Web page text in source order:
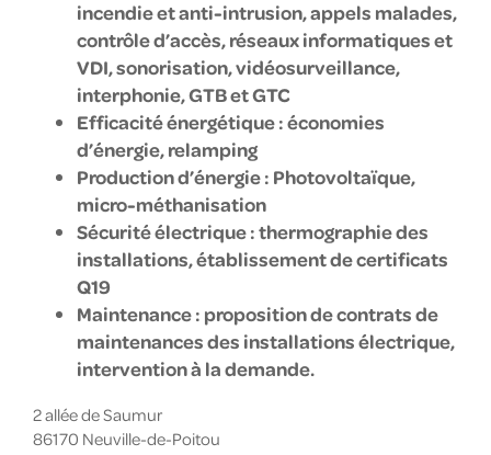
incendie et anti-intrusion, appels malades,
contrôle d’accès, réseaux informatiques et
VDI, sonorisation, vidéosurveillance,
interphonie, GTB et GTC
Efficacité énergétique : économies
d’énergie, relamping
Production d’énergie : Photovoltaïque,
micro-méthanisation
Sécurité électrique : thermographie des
installations, établissement de certificats
Q19
Maintenance : proposition de contrats de
maintenances des installations électrique,
intervention à la demande.
2 allée de Saumur
86170 Neuville-de-Poitou